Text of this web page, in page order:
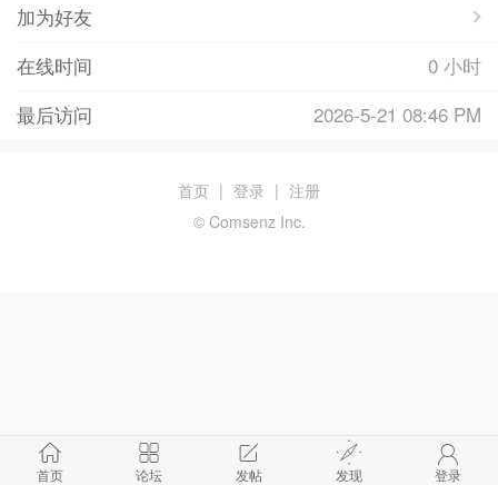
加为好友
在线时间
0 小时
最后访问
2026-5-21 08:46 PM
首页 论坛 发帖 发现 登录
首页 | 登录 | 注册
© Comsenz Inc.